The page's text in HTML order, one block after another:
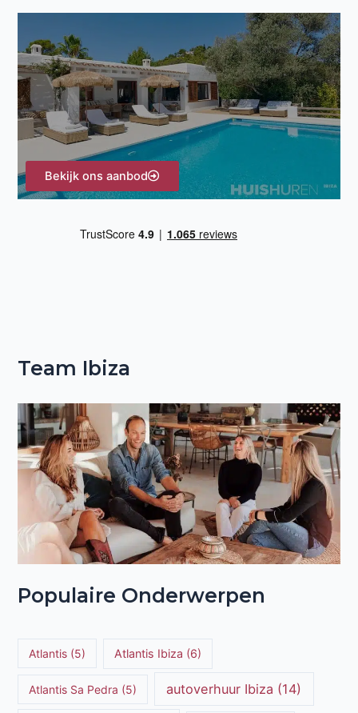
a
r
:
Bekijk ons aanbod
Team Ibiza
Populaire Onderwerpen
Atlantis (5) Atlantis Ibiza (6)
Atlantis Sa Pedra (5) autoverhuur Ibiza (14)